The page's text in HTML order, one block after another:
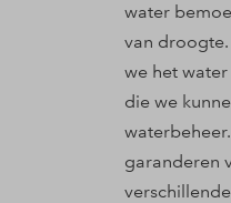
water
van
we het
die we
garanderen